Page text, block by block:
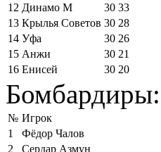
12 Динамо М 30 33
13 Крылья Советов 30 28
14 Уфа 30 26
15 Анжи 30 21
16 Енисей 30 20
Бомбардиры:
№ Игрок
1
Фёдор Чалов
2
Сердар Азмун